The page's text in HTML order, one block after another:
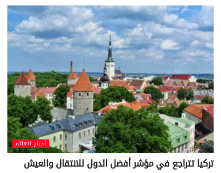
أخبار العالم
تركيا تتراجع في مؤشر أفضل الدول للانتقال والعيش